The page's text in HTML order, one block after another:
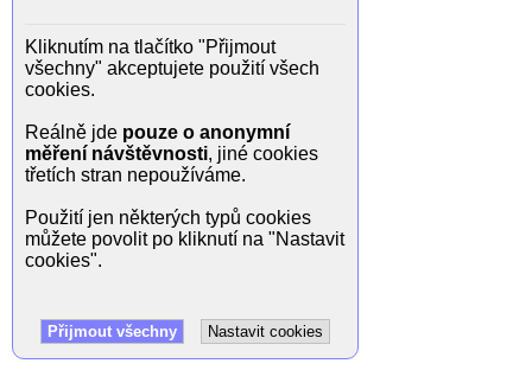
Kliknutím na tlačítko "Přijmout
všechny" akceptujete použití všech
cookies.
Reálně jde pouze o anonymní
měření návštěvnosti, jiné cookies
třetích stran nepoužíváme.
Použití jen některých typů cookies
můžete povolit po kliknutí na "Nastavit
cookies".
Přijmout všechny Nastavit cookies